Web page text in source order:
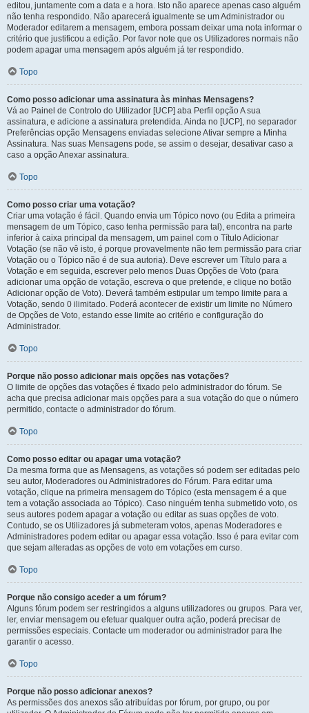
editou, juntamente com a data e a hora. Isto não aparece apenas caso alguém
não tenha respondido. Não aparecerá igualmente se um Administrador ou
Moderador editarem a mensagem, embora possam deixar uma nota informar o
critério que justificou a edição. Por favor note que os Utilizadores normais não
podem apagar uma mensagem após alguém já ter respondido.
Topo
Como posso adicionar uma assinatura às minhas Mensagens?
Vá ao Painel de Controlo do Utilizador [UCP] aba Perfil opção A sua
assinatura, e adicione a assinatura pretendida. Ainda no [UCP], no separador
Preferências opção Mensagens enviadas selecione Ativar sempre a Minha
Assinatura. Nas suas Mensagens pode, se assim o desejar, desativar caso a
caso a opção Anexar assinatura.
Topo
Como posso criar uma votação?
Criar uma votação é fácil. Quando envia um Tópico novo (ou Edita a primeira
mensagem de um Tópico, caso tenha permissão para tal), encontra na parte
inferior à caixa principal da mensagem, um painel com o Título Adicionar
Votação (se não vê isto, é porque provavelmente não tem permissão para criar
Votação ou o Tópico não é de sua autoria). Deve escrever um Título para a
Votação e em seguida, escrever pelo menos Duas Opções de Voto (para
adicionar uma opção de votação, escreva o que pretende, e clique no botão
Adicionar opção de Voto). Deverá também estipular um tempo limite para a
Votação, sendo 0 ilimitado. Poderá acontecer de existir um limite no Número
de Opções de Voto, estando esse limite ao critério e configuração do
Administrador.
Topo
Porque não posso adicionar mais opções nas votações?
O limite de opções das votações é fixado pelo administrador do fórum. Se
acha que precisa adicionar mais opções para a sua votação do que o número
permitido, contacte o administrador do fórum.
Topo
Como posso editar ou apagar uma votação?
Da mesma forma que as Mensagens, as votações só podem ser editadas pelo
seu autor, Moderadores ou Administradores do Fórum. Para editar uma
votação, clique na primeira mensagem do Tópico (esta mensagem é a que
tem a votação associada ao Tópico). Caso ninguém tenha submetido voto, os
seus autores podem apagar a votação ou editar as suas opções de voto.
Contudo, se os Utilizadores já submeteram votos, apenas Moderadores e
Administradores podem editar ou apagar essa votação. Isso é para evitar com
que sejam alteradas as opções de voto em votações em curso.
Topo
Porque não consigo aceder a um fórum?
Alguns fórum podem ser restringidos a alguns utilizadores ou grupos. Para ver,
ler, enviar mensagem ou efetuar qualquer outra ação, poderá precisar de
permissões especiais. Contacte um moderador ou administrador para lhe
garantir o acesso.
Topo
Porque não posso adicionar anexos?
As permissões dos anexos são atribuídas por fórum, por grupo, ou por